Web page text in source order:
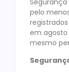
pelo
em agosto
mesmo